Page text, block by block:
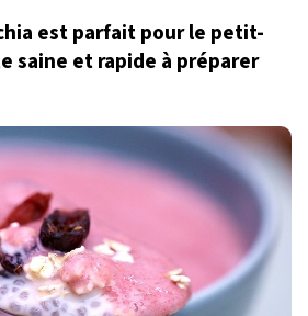
est parfait pour le petit-
saine et rapide à préparer